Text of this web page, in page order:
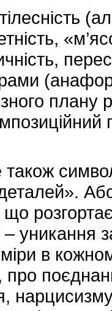
плану
також
уникання
в
про
нарцисизму